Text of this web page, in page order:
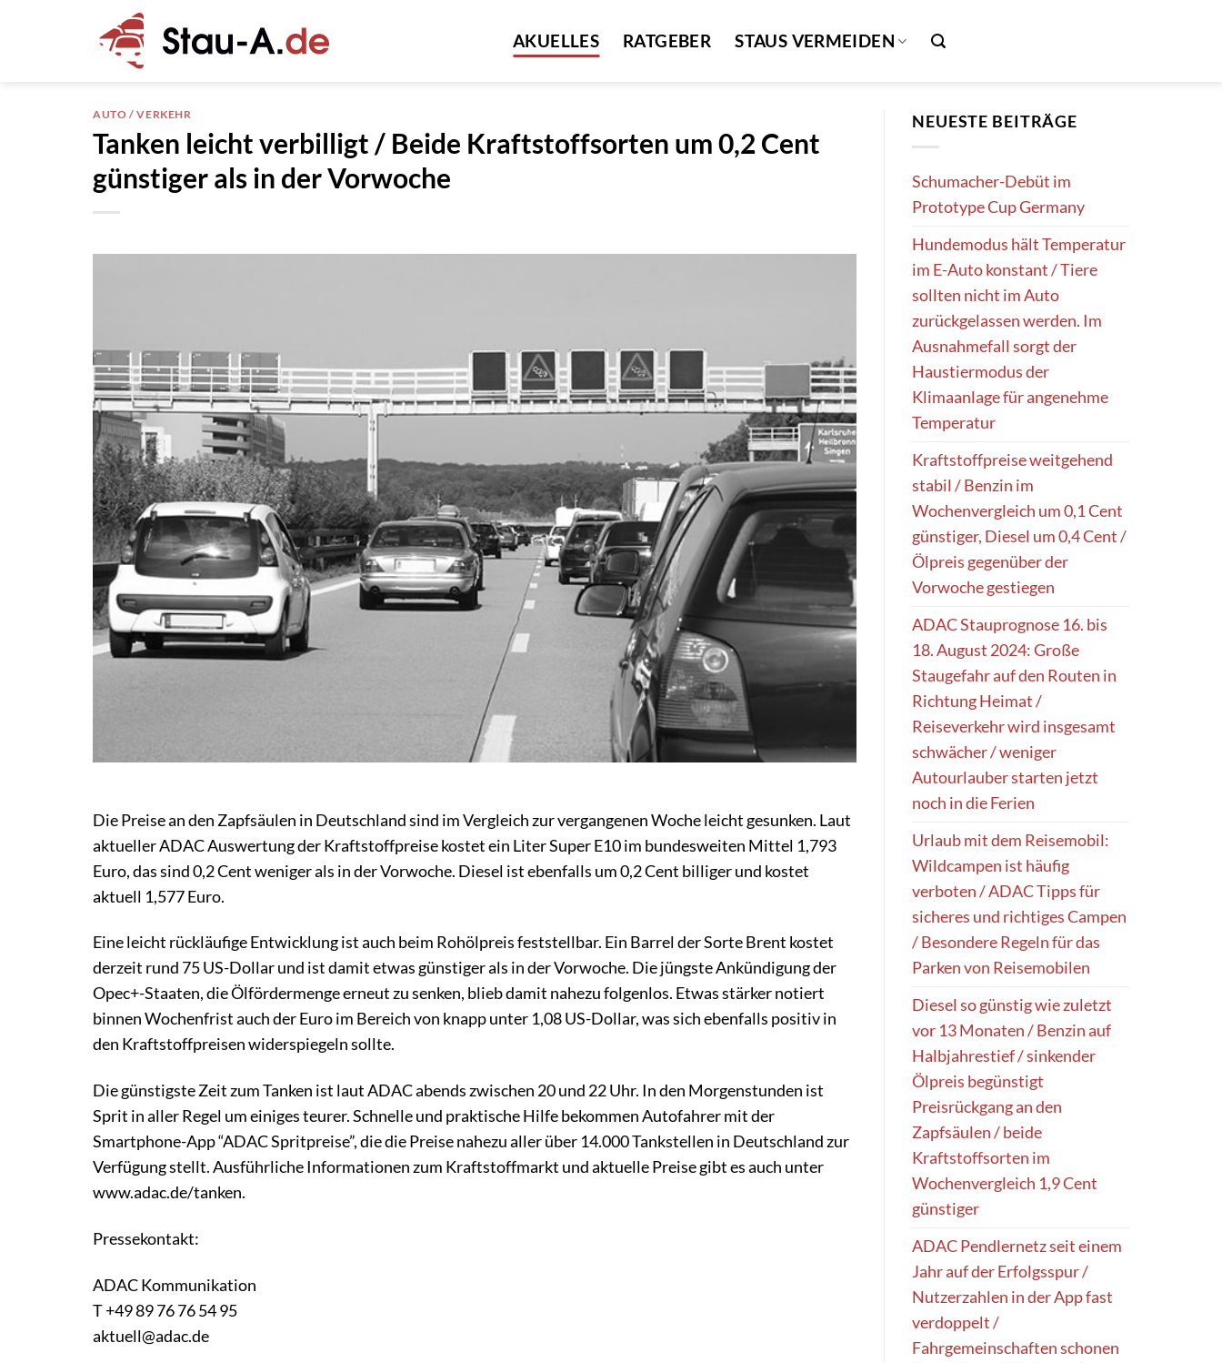
AKUELLES RATGEBER STAUS VERMEIDEN
AUTO / VERKEHR
Tanken leicht verbilligt / Beide Kraftstoffsorten um 0,2 Cent
günstiger als in der Vorwoche
Die Preise an den Zapfsäulen in Deutschland sind im Vergleich zur vergangenen Woche leicht gesunken. Laut
aktueller ADAC Auswertung der Kraftstoffpreise kostet ein Liter Super E10 im bundesweiten Mittel 1,793
Euro, das sind 0,2 Cent weniger als in der Vorwoche. Diesel ist ebenfalls um 0,2 Cent billiger und kostet
aktuell 1,577 Euro.
Eine leicht rückläufige Entwicklung ist auch beim Rohölpreis feststellbar. Ein Barrel der Sorte Brent kostet
derzeit rund 75 US-Dollar und ist damit etwas günstiger als in der Vorwoche. Die jüngste Ankündigung der
Opec+-Staaten, die Ölfördermenge erneut zu senken, blieb damit nahezu folgenlos. Etwas stärker notiert
binnen Wochenfrist auch der Euro im Bereich von knapp unter 1,08 US-Dollar, was sich ebenfalls positiv in
den Kraftstoffpreisen widerspiegeln sollte.
Die günstigste Zeit zum Tanken ist laut ADAC abends zwischen 20 und 22 Uhr. In den Morgenstunden ist
Sprit in aller Regel um einiges teurer. Schnelle und praktische Hilfe bekommen Autofahrer mit der
Smartphone-App “ADAC Spritpreise”, die die Preise nahezu aller über 14.000 Tankstellen in Deutschland zur
Verfügung stellt. Ausführliche Informationen zum Kraftstoffmarkt und aktuelle Preise gibt es auch unter
www.adac.de/tanken.
Pressekontakt:
ADAC Kommunikation
T +49 89 76 76 54 95
aktuell@adac.de
NEUESTE BEITRÄGE
Schumacher-Debüt im
Prototype Cup Germany
Hundemodus hält Temperatur
im E-Auto konstant / Tiere
sollten nicht im Auto
zurückgelassen werden. Im
Ausnahmefall sorgt der
Haustiermodus der
Klimaanlage für angenehme
Temperatur
Kraftstoffpreise weitgehend
stabil / Benzin im
Wochenvergleich um 0,1 Cent
günstiger, Diesel um 0,4 Cent /
Ölpreis gegenüber der
Vorwoche gestiegen
ADAC Stauprognose 16. bis
18. August 2024: Große
Staugefahr auf den Routen in
Richtung Heimat /
Reiseverkehr wird insgesamt
schwächer / weniger
Autourlauber starten jetzt
noch in die Ferien
Urlaub mit dem Reisemobil:
Wildcampen ist häufig
verboten / ADAC Tipps für
sicheres und richtiges Campen
/ Besondere Regeln für das
Parken von Reisemobilen
Diesel so günstig wie zuletzt
vor 13 Monaten / Benzin auf
Halbjahrestief / sinkender
Ölpreis begünstigt
Preisrückgang an den
Zapfsäulen / beide
Kraftstoffsorten im
Wochenvergleich 1,9 Cent
günstiger
ADAC Pendlernetz seit einem
Jahr auf der Erfolgsspur /
Nutzerzahlen in der App fast
verdoppelt /
Fahrgemeinschaften schonen